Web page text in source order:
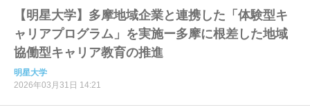
【明星大学】多摩地域企業と連携した「体験型キ
ャリアプログラム」を実施ー多摩に根差した地域
協働型キャリア教育の推進
明星大学
2026年03月31日 14:21